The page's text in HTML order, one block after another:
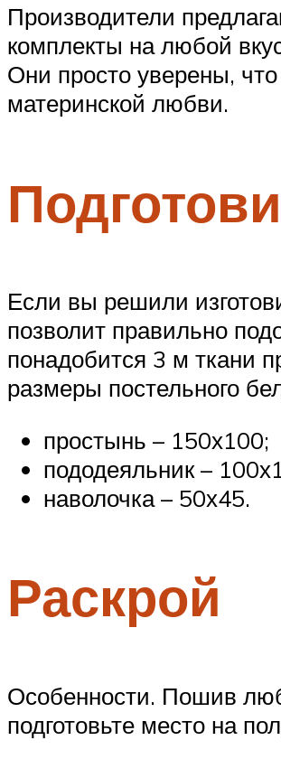
Производители
комплекты на любой
Они просто уверены,
материнской любви.
Если вы решили
позволит правильно
понадобится 3 м ткани
размеры постельного
простынь – 150х100;
пододеяльник –
наволочка – 50х45.
Раскрой
Особенности. Пошив
подготовьте место на